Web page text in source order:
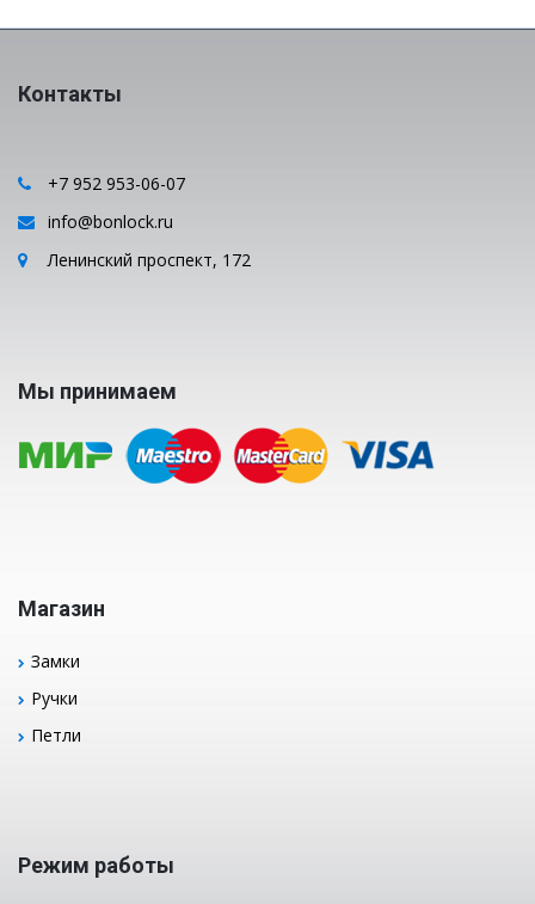
Контакты
+7 952 953-06-07
info@bonlock.ru
Ленинский проспект, 172
Мы принимаем
Магазин
Замки
Ручки
Петли
Режим работы